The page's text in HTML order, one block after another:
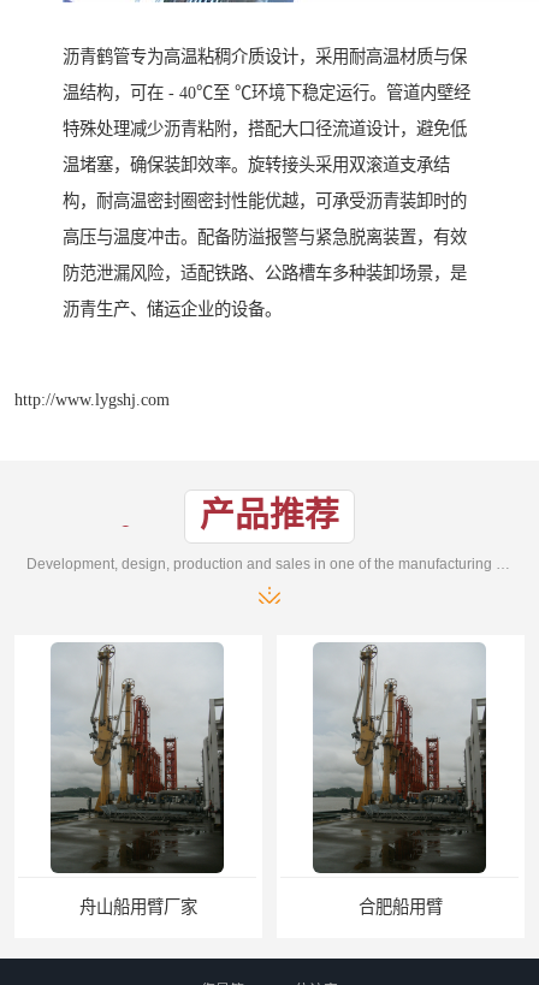
沥青鹤管专为高温粘稠介质设计，采用耐高温材质与保
温结构，可在 - 40℃至 ℃环境下稳定运行。管道内壁经
特殊处理减少沥青粘附，搭配大口径流道设计，避免低
温堵塞，确保装卸效率。旋转接头采用双滚道支承结
构，耐高温密封圈密封性能优越，可承受沥青装卸时的
高压与温度冲击。配备防溢报警与紧急脱离装置，有效
防范泄漏风险，适配铁路、公路槽车多种装卸场景，是
沥青生产、储运企业的设备。
http://www.lygshj.com
产品推荐
合肥船用臂